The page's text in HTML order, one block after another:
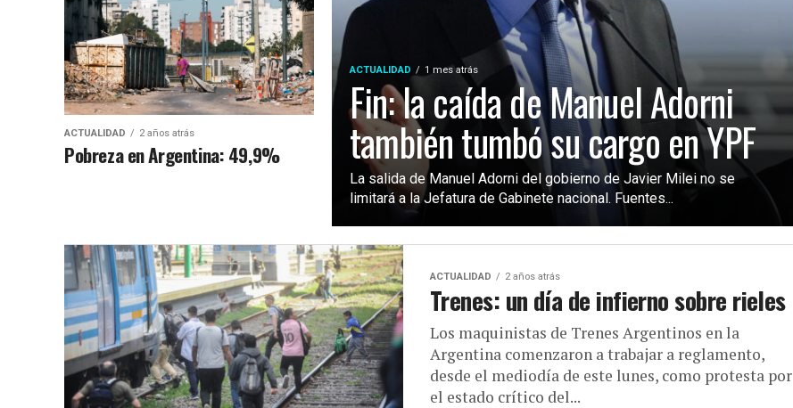
ACTUALIDAD 1 mes atrás
Fin: la caída de Manuel Adorni
también tumbó su cargo en YPF
La salida de Manuel Adorni del gobierno de Javier Milei no se
limitará a la Jefatura de Gabinete nacional. Fuentes...
ACTUALIDAD 2 años atrás
Pobreza en Argentina: 49,9%
ACTUALIDAD 2 años atrás
Trenes: un día de infierno sobre rieles
Los maquinistas de Trenes Argentinos en la
Argentina comenzaron a trabajar a reglamento,
desde el mediodía de este lunes, como protesta por
el estado crítico del...